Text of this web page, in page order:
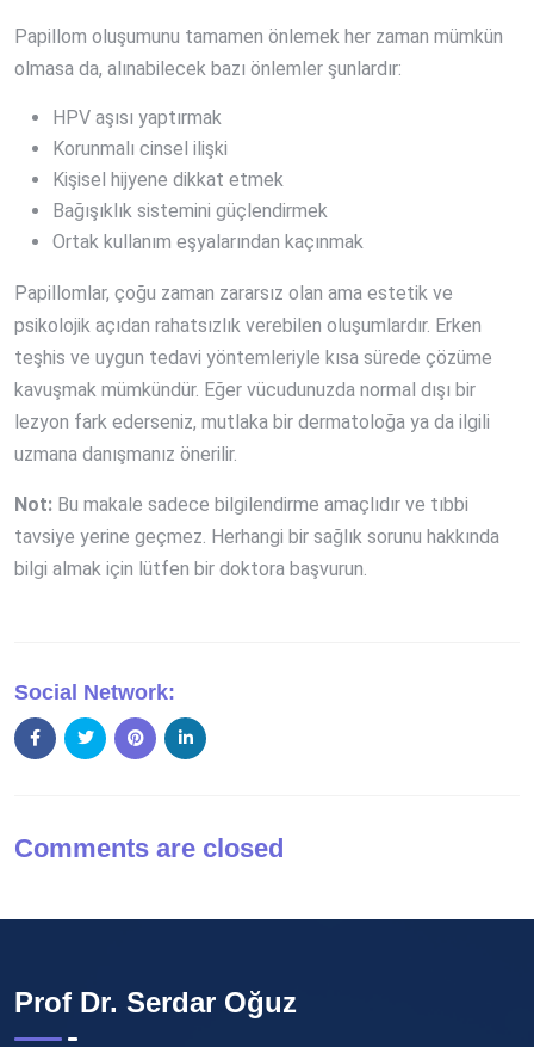
Papillom oluşumunu tamamen önlemek her zaman mümkün
olmasa da, alınabilecek bazı önlemler şunlardır:
HPV aşısı yaptırmak
Korunmalı cinsel ilişki
Kişisel hijyene dikkat etmek
Bağışıklık sistemini güçlendirmek
Ortak kullanım eşyalarından kaçınmak
Papillomlar, çoğu zaman zararsız olan ama estetik ve
psikolojik açıdan rahatsızlık verebilen oluşumlardır. Erken
teşhis ve uygun tedavi yöntemleriyle kısa sürede çözüme
kavuşmak mümkündür. Eğer vücudunuzda normal dışı bir
lezyon fark ederseniz, mutlaka bir dermatoloğa ya da ilgili
uzmana danışmanız önerilir.
Not: Bu makale sadece bilgilendirme amaçlıdır ve tıbbi
tavsiye yerine geçmez. Herhangi bir sağlık sorunu hakkında
bilgi almak için lütfen bir doktora başvurun.
Social Network:
Comments are closed
Prof Dr. Serdar Oğuz